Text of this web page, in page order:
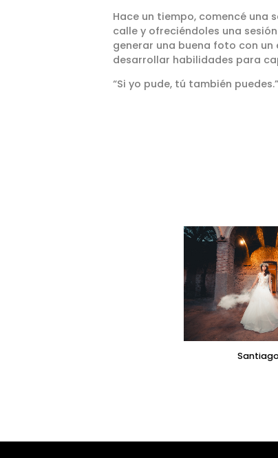
Hace un tiempo, comencé una
calle y ofreciéndoles una
generar una buena foto con
desarrollar habilidades para
“Si yo pude, tú también puedes.”